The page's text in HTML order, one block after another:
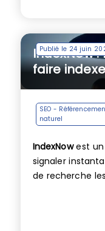
Publié le 24 juin
IndexNow :
faire
SEO -
naturel
IndexNowest un
signaler
de recherche